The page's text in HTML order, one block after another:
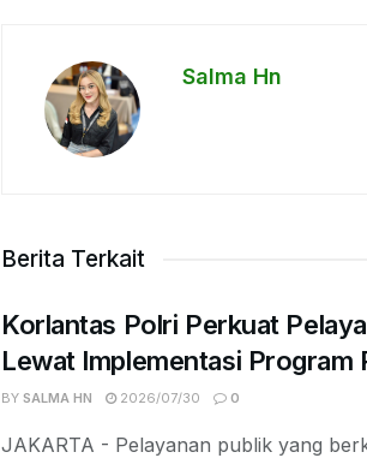
Salma Hn
Berita Terkait
Korlantas Polri Perkuat
Lewat Implementasi Program
BY SALMA HN 2026/07/30 0
JAKARTA - Pelayanan publik yang